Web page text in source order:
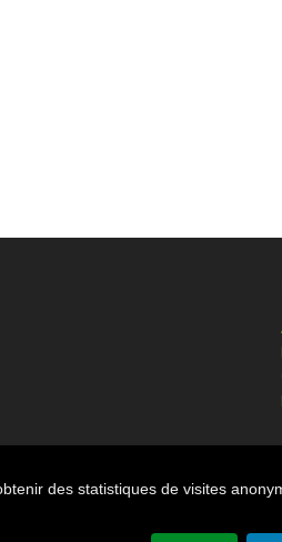
des statistiques de visites